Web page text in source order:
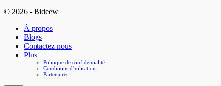
© 2026 - Bideew
À propos
Blogs
Contactez nous
Plus
Politique de confidentialité
Conditions d'utilisation
Partenaires